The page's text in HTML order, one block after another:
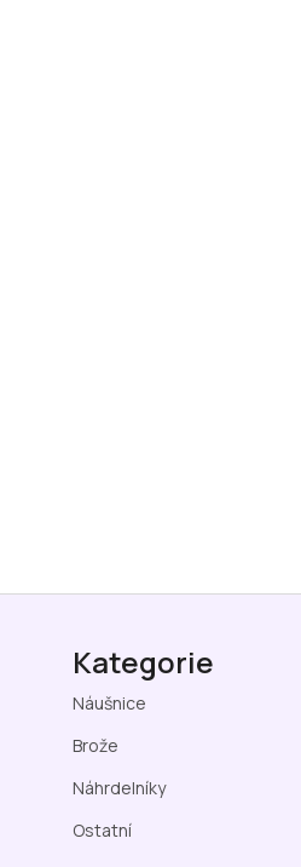
Kategorie
Náušnice
Brože
Náhrdelníky
Ostatní